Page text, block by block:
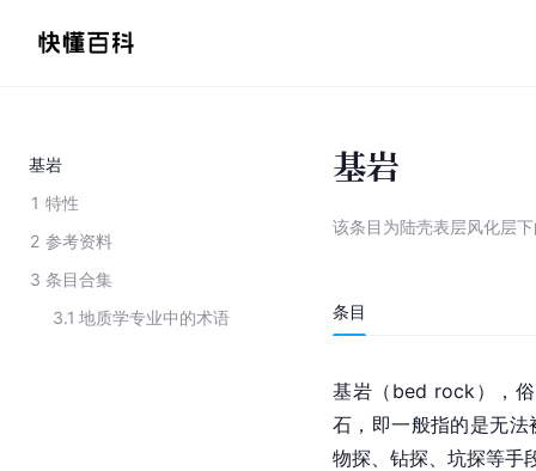
基岩
1 特性
2 参考资料
3 条目合集
3.1 地质学专业中的术语
基岩
该条目为陆壳表层风化层
条目
基岩（bed rock），
石，即一般指的是无法
物探、 钻探 、坑探等